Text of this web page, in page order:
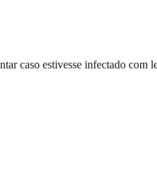
caso estivesse infectado